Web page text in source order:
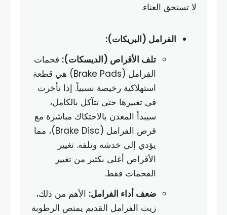
لا تستحق العناء.
الفرامل (البريكات):
تلف الأقراص (الديسكات): فحمات
الفرامل (Brake Pads) هي قطعة
استهلاكية رخيصة نسبياً. إذا تأخرت
في تغييرها حتى تتآكل بالكامل،
سيبدأ المعدن بالاحتكاك مباشرة مع
قرص الفرامل (Brake Disc)، مما
يؤدي إلى خدشه وتلفه. تغيير
الأقراص أغلى بكثير من تغيير
الفحمات فقط.
ضعف أداء الفرامل: الأهم من ذلك،
زيت الفرامل القديم يمتص الرطوبة